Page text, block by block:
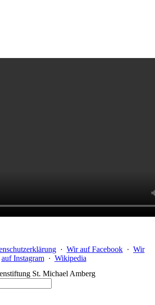
· Wir auf Facebook · Wir
auf Instagram· Wikipedia
St. Michael Amberg